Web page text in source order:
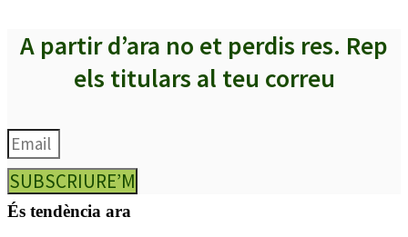
A partir d’ara no et perdis res. Rep
els titulars al teu correu
SUBSCRIURE’M
És tendència ara